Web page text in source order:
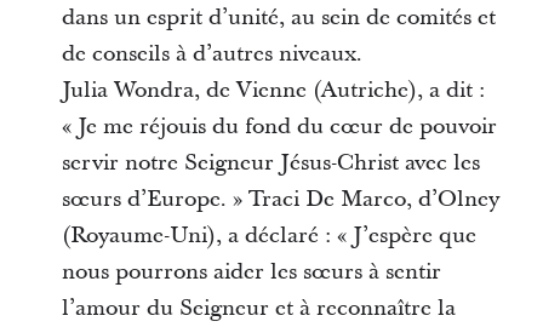
dans un esprit d’unité, au sein de comités et
de conseils à d’autres niveaux.
Julia Wondra, de Vienne (Autriche), a dit :
« Je me réjouis du fond du cœur de pouvoir
servir notre Seigneur Jésus-Christ avec les
sœurs d’Europe. » Traci De Marco, d’Olney
(Royaume-Uni), a déclaré : « J’espère que
nous pourrons aider les sœurs à sentir
l’amour du Seigneur et à reconnaître la